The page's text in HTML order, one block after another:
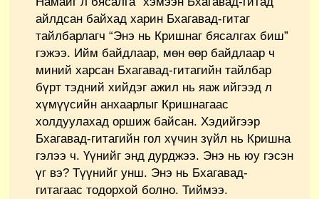
айлдсан байхад харин Бхагавад-гитаг
тайлбарлагч “Энэ нь Кришнаг бясалгах биш”
гэжээ. Ийм байдлаар, мөн өөр байдлаар ч
миний харсан Бхагавад-гитагийн тайлбар
бүрт тэдний хийдэг ажил нь яаж ийгээд л
хүмүүсийн анхаарлыг Кришнагаас
холдуулахад оршиж байсан. Хэдийгээр
Бхагавад-гитагийн гол хүчин зүйл нь Кришна
гэлээ ч. Үүнийг энд дурджээ. Энэ нь юу гэсэн
үг вэ? Түүнийг унш. Энэ нь Бхагавад-
гитагаас тодорхой болно. Тиймээ.